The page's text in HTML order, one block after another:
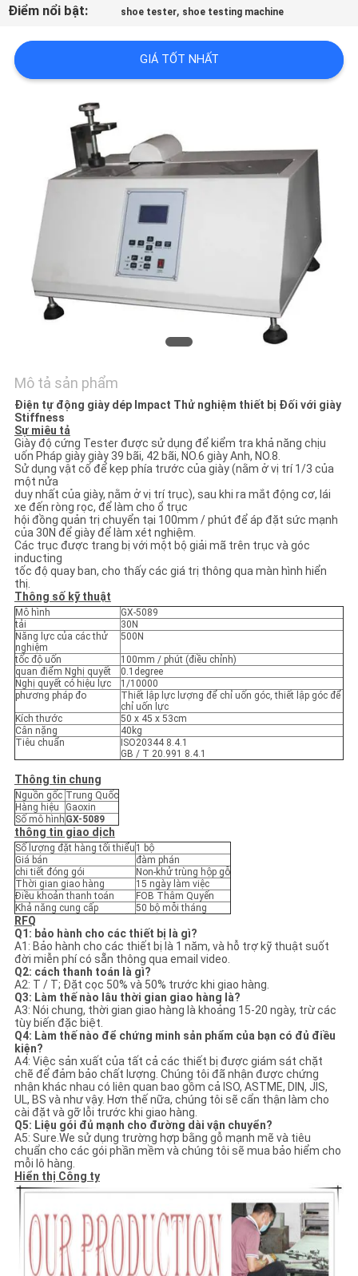
LIÊN
HỆ
TỨC
YÊU
CẦU
BÁO
SƠ
ĐỒ
TRANG
WEB
PRIVACY
POLICY
Điểm nổi bật: shoe tester, shoe testing machine
GIÁ TỐT NHẤT
Mô tả sản phẩm
Điện tự động giày dép Impact Thử nghiệm thiết bị Đối với giày
Stiffness
Sự miêu tả
Giày độ cứng Tester được sử dụng để kiểm tra khả năng chịu
uốn Pháp giày giày 39 bãi, 42 bãi, NO.6 giày Anh, NO.8.
Sử dụng vật cố để kẹp phía trước của giày (nằm ở vị trí 1/3 của
một nửa
duy nhất của giày, nằm ở vị trí trục), sau khi ra mắt động cơ, lái
xe đến ròng rọc, để làm cho ổ trục
hội đồng quản trị chuyển tại 100mm / phút để áp đặt sức mạnh
của 30N để giày để làm xét nghiệm.
Các trục được trang bị với một bộ giải mã trên trục và góc
inducting
tốc độ quay ban, cho thấy các giá trị thông qua màn hình hiển
thị.
Thông số kỹ thuật
Mô hình
GX-5089
tải
30N
Năng lực của các thử
nghiệm
500N
tốc độ uốn
100mm / phút (điều chỉnh)
quan điểm Nghị quyết
0.1degree
Nghị quyết có hiệu lực
1/10000
phương pháp đo
Thiết lập lực lượng để chỉ uốn góc, thiết lập góc để
chỉ uốn lực
Kích thước
50 x 45 x 53cm
Cân nặng
40kg
Tiêu chuẩn
ISO20344 8.4.1
GB / T 20.991 8.4.1
Thông tin chung
Nguồn gốc Trung Quốc
Hàng hiệu
Gaoxin
Số mô hình GX-5089
thông tin giao dịch
Số lượng đặt hàng tối thiểu 1 bộ
Giá bán
đàm phán
chi tiết đóng gói
Non-khử trùng hộp gỗ
Thời gian giao hàng
15 ngày làm việc
Điều khoản thanh toán
FOB Thâm Quyến
Khả năng cung cấp
50 bộ mỗi tháng
RFQ
Q1: bảo hành cho các thiết bị là gì?
A1: Bảo hành cho các thiết bị là 1 năm, và hỗ trợ kỹ thuật suốt
đời miễn phí có sẵn thông qua email video.
Q2: cách thanh toán là gì?
A2: T / T; Đặt cọc 50% và 50% trước khi giao hàng.
Q3: Làm thế nào lâu thời gian giao hàng là?
A3: Nói chung, thời gian giao hàng là khoảng 15-20 ngày, trừ các
tùy biến đặc biệt.
Q4: Làm thế nào để chứng minh sản phẩm của bạn có đủ điều
kiện?
A4: Việc sản xuất của tất cả các thiết bị được giám sát chặt
chẽ để đảm bảo chất lượng. Chúng tôi đã nhận được chứng
nhận khác nhau có liên quan bao gồm cả ISO, ASTME, DIN, JIS,
UL, BS và như vậy. Hơn thế nữa, chúng tôi sẽ cẩn thận làm cho
cài đặt và gỡ lỗi trước khi giao hàng.
Q5: Liệu gói đủ mạnh cho đường dài vận chuyển?
A5: Sure.We sử dụng trường hợp bằng gỗ mạnh mẽ và tiêu
chuẩn cho các gói phần mềm và chúng tôi sẽ mua bảo hiểm cho
mỗi lô hàng.
Hiển thị Công ty